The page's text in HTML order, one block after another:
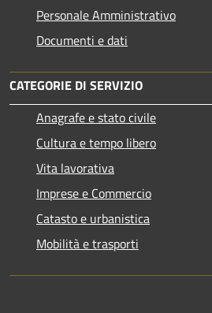
Personale Amministrativo
Documenti e dati
CATEGORIE DI SERVIZIO
Anagrafe e stato civile
Cultura e tempo libero
Vita lavorativa
Imprese e Commercio
Catasto e urbanistica
Mobilità e trasporti